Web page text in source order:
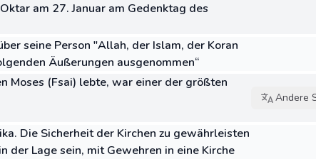
am 27. Januar am Gedenktag des
seine Person "Allah, der Islam, der Koran
Äußerungen ausgenommen“
Moses (Fsai) lebte, war einer der größten
Andere
Die Sicherheit der Kirchen zu gewährleisten
der Lage sein, mit Gewehren in eine Kirche